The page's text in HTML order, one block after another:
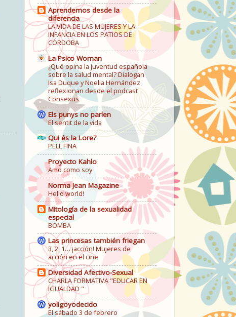
Aprendemos desde la
diferencia
LA VIDA DE LAS MUJERES Y LA
INFANCIA EN LOS PATIOS DE
CÓRDOBA
La Psico Woman
¿Qué opina la juventud española
sobre la salud mental? Dialogan
Isa Duque y Noelia Hernández
reflexionan desde el podcast
Consexus
Els punys no parlen
El sentit de la vida
Qui és la Lore?
PELL FINA
Proyecto Kahlo
Amo como soy
Norma Jean Magazine
Hello world!
Mitología de la sexualidad
especial
BOMBA
Las princesas también friegan
3, 2, 1… ¡acción! Mujeres de
acción en el cine
Diversidad Afectivo-Sexual
CHARLA FORMATIVA "EDUCAR EN
IGUALDAD "
yoligoyodecido
El sábado 3 de febrero